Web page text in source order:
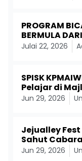
PROGRAM
BERMULA
Julai 22, 2026
SPISK
Pelajar di
Jun 29, 2026
Jejualley Fest
Sahut
Jun 29, 2026